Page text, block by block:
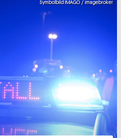
Symbolbild IMAGO / imagebroker